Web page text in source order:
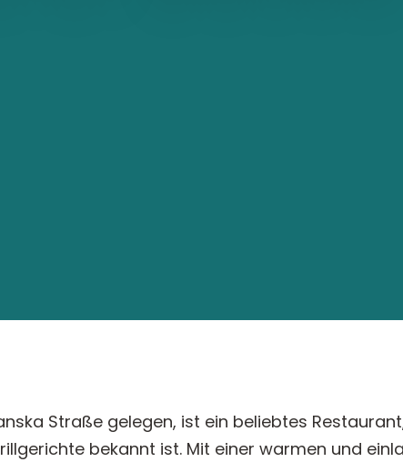
Straße gelegen, ist ein beliebtes
bekannt ist. Mit einer warmen und